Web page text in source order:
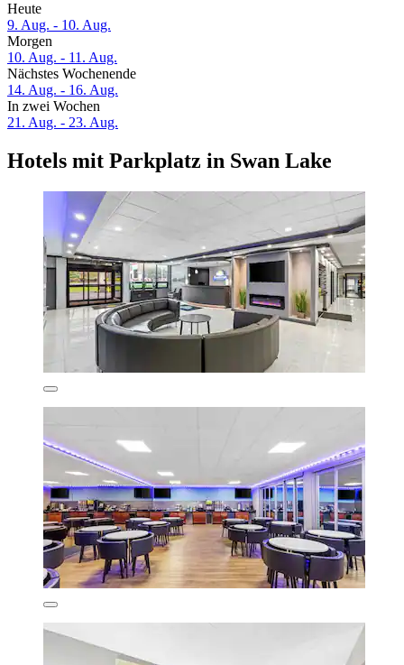
Heute
9. Aug. - 10. Aug.
Morgen
10. Aug. - 11. Aug.
Nächstes Wochenende
14. Aug. - 16. Aug.
In zwei Wochen
21. Aug. - 23. Aug.
Hotels mit Parkplatz in Swan Lake